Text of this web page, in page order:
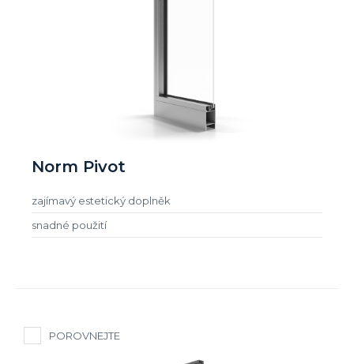
Norm Pivot
zajímavý estetický doplněk
snadné použití
POROVNEJTE